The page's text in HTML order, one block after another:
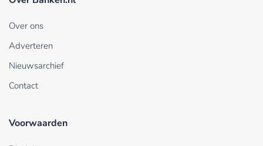
Over ons
Adverteren
Nieuwsarchief
Contact
Voorwaarden